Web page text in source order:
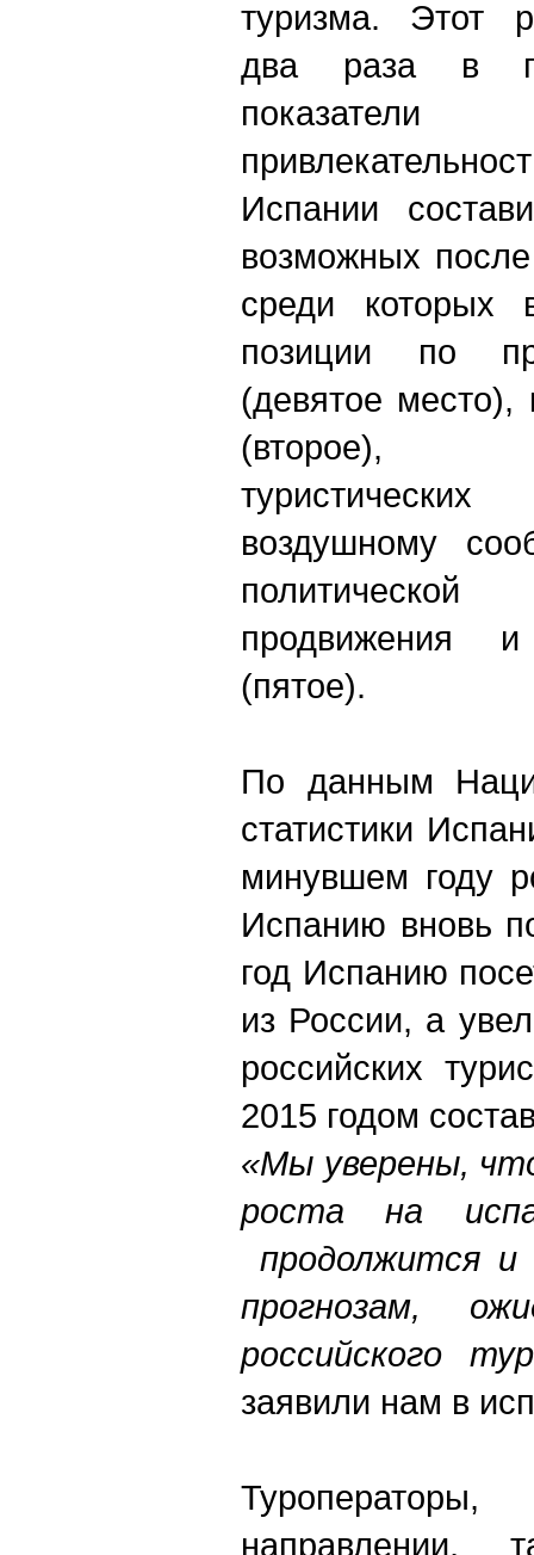
туризма. Этот
два раза в
показатели
Испании
возможных
среди которых
позиции по
(девятое место),
(второе),
воздушному
продвижения
(пятое).
По данным
статистики
минувшем году
Испанию вновь
год Испанию
из России, а
российских
2015 годом
«Мы уверены,
роста на
продолжится
прогнозам,
российского
заявили нам в
направлении,